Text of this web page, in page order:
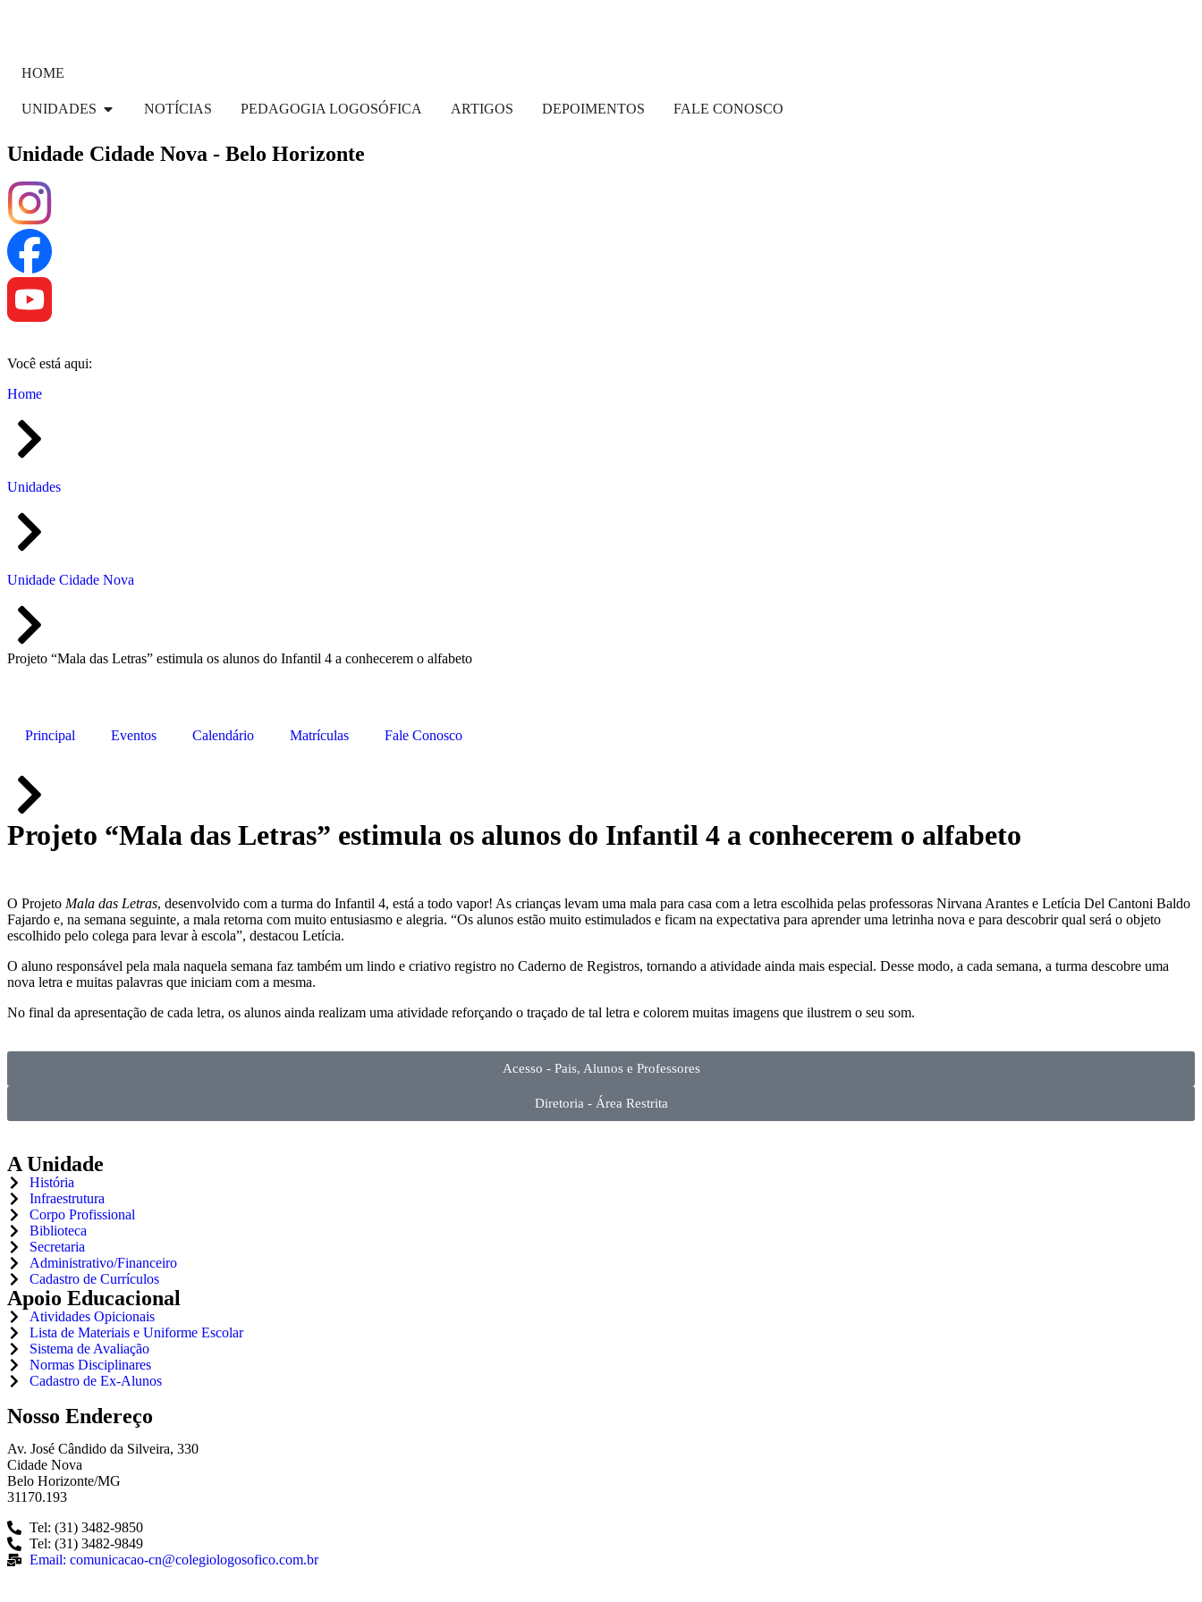
HOME
UNIDADES NOTÍCIAS PEDAGOGIA LOGOSÓFICA ARTIGOS DEPOIMENTOS FALE CONOSCO
Unidade Cidade Nova - Belo Horizonte
Você está aqui:
Home
Unidades
Unidade Cidade Nova
Projeto “Mala das Letras” estimula os alunos do Infantil 4 a conhecerem o alfabeto
Principal Eventos Calendário Matrículas Fale Conosco
Projeto “Mala das Letras” estimula os alunos do Infantil 4 a conhecerem o alfabeto
O Projeto Mala das Letras, desenvolvido com a turma do Infantil 4, está a todo vapor! As crianças levam uma mala para casa com a letra escolhida pelas professoras Nirvana Arantes e Letícia Del Cantoni Baldo
Fajardo e, na semana seguinte, a mala retorna com muito entusiasmo e alegria. “Os alunos estão muito estimulados e ficam na expectativa para aprender uma letrinha nova e para descobrir qual será o objeto
escolhido pelo colega para levar à escola”, destacou Letícia.
O aluno responsável pela mala naquela semana faz também um lindo e criativo registro no Caderno de Registros, tornando a atividade ainda mais especial. Desse modo, a cada semana, a turma descobre uma
nova letra e muitas palavras que iniciam com a mesma.
No final da apresentação de cada letra, os alunos ainda realizam uma atividade reforçando o traçado de tal letra e colorem muitas imagens que ilustrem o seu som.
Acesso - Pais, Alunos e Professores
Diretoria - Área Restrita
A Unidade
História
Infraestrutura
Corpo Profissional
Biblioteca
Secretaria
Administrativo/Financeiro
Cadastro de Currículos
Apoio Educacional
Atividades Opicionais
Lista de Materiais e Uniforme Escolar
Sistema de Avaliação
Normas Disciplinares
Cadastro de Ex-Alunos
Nosso Endereço
Av. José Cândido da Silveira, 330
Cidade Nova
Belo Horizonte/MG
31170.193
Tel: (31) 3482-9850
Tel: (31) 3482-9849
Email: comunicacao-cn@colegiologosofico.com.br